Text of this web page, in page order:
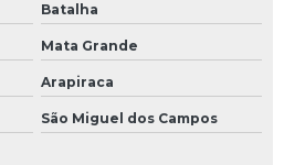
Batalha
Mata Grande
Arapiraca
São Miguel dos Campos